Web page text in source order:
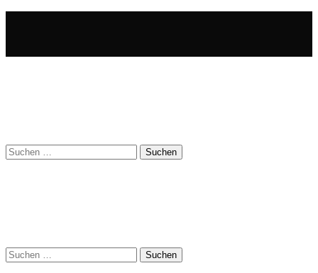
Suchen
nach:
Suchen
nach: